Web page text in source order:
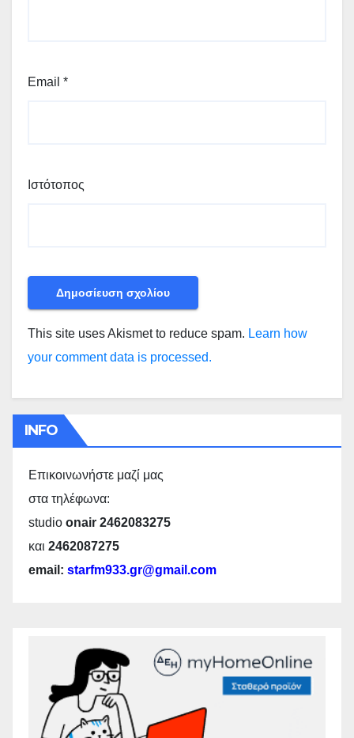
Email *
Ιστότοπος
This site uses Akismet to reduce spam. Learn how
your comment data is processed.
INFO
Επικοινωνήστε μαζί μας
στα τηλέφωνα:
studio onair 2462083275
και 2462087275
email: starfm933.gr@gmail.com